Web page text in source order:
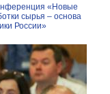
«Новые
сырья – основа
России»